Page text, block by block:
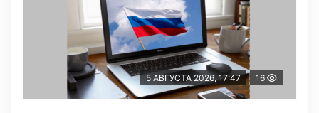
5 АВГУСТА 2026, 17:47 16